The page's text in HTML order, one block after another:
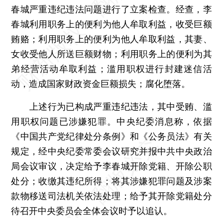
春城严重违纪违法问题进行了立案检查。经查，李
春城利用职务上的便利为他人牟取利益，收受巨额
贿赂；利用职务上的便利为他人牟取利益，其妻、
女收受他人所送巨额财物；利用职务上的便利为其
弟经营活动牟取利益；滥用职权进行封建迷信活
动，造成国家财政资金巨额损失；腐化堕落。
上述行为已构成严重违纪违法，其中受贿、滥
用职权问题已涉嫌犯罪。中央纪委消息称，依据
《中国共产党纪律处分条例》和《公务员法》有关
规定，经中央纪委常委会议研究并报中共中央政治
局会议审议，决定给予李春城开除党籍、开除公职
处分；收缴其违纪所得；将其涉嫌犯罪问题及涉案
款物移送司法机关依法处理；给予其开除党籍处分
待召开中央委员会全体会议时予以追认。